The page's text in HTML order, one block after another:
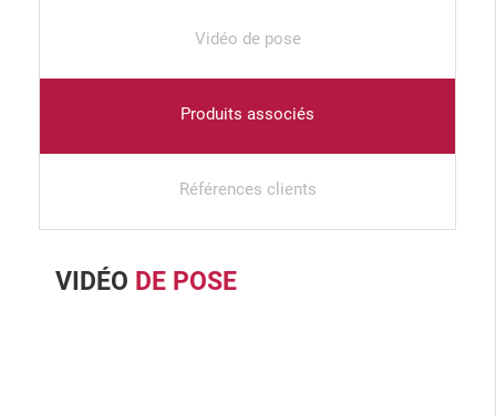
Vidéo de pose
Produits associés
Références clients
VIDÉO DE POSE